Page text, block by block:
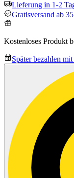
Lieferung in 1-2
Gratisversand ab
Kostenloses Produkt
Später bezahlen